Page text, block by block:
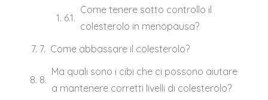
Come tenere sotto controllo il
colesterolo in menopausa?
Come abbassare il colesterolo?
Ma quali sono i cibi che ci possono aiutare
a mantenere corretti livelli di colesterolo?